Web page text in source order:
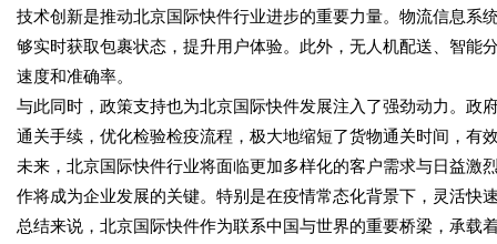
技术创新是推动北京国际快件行业进步的重要力量。物流信息系
够实时获取包裹状态，提升用户体验。此外，无人机配送、智能
速度和准确率。
与此同时，政策支持也为北京国际快件发展注入了强劲动力。政
通关手续，优化检验检疫流程，极大地缩短了货物通关时间，有
未来，北京国际快件行业将面临更加多样化的客户需求与日益激
作将成为企业发展的关键。特别是在疫情常态化背景下，灵活快
总结来说，北京国际快件作为联系中国与世界的重要桥梁，承